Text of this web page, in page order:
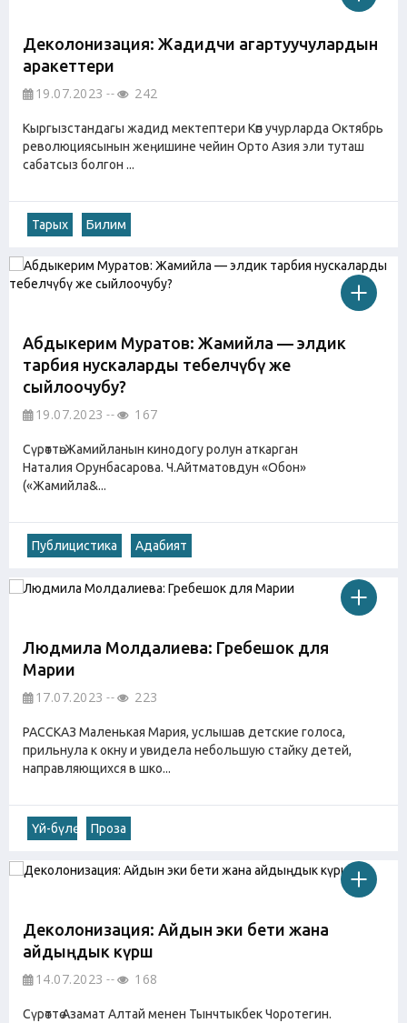
Деколонизация: Жадидчи агартуучулардын
аракеттери
19.07.2023 242
Кыргызстандагы жадид мектептери Көп учурларда Октябрь
революциясынын жеңишине чейин Орто Азия эли туташ
сабатсыз болгон ...
Тарых Билим
Абдыкерим Муратов: Жамийла — элдик
тарбия нускаларды тебелөөчүбү же
сыйлоочубу?
19.07.2023 167
Сүрөттө: Жамийланын кинодогу ролун аткарган
Наталия Орунбасарова. Ч.Айтматовдун «Обон»
(«Жамийла&...
Публицистика Адабият
Людмила Молдалиева: Гребешок для
Марии
17.07.2023 223
РАССКАЗ Маленькая Мария, услышав детские голоса,
прильнула к окну и увидела небольшую стайку детей,
направляющихся в шко...
Үй-бүлө Проза
Деколонизация: Айдын эки бети жана
айдыңдык күрөш
14.07.2023 168
Сүрөттө Азамат Алтай менен Тынчтыкбек Чоротегин.